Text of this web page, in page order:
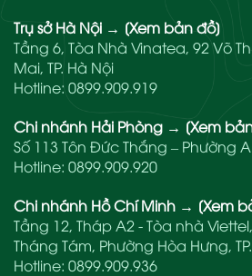
Trụ sở Hà Nội → [Xem bản đồ]
Tầng 6, Tòa Nhà Vinatea, 92 Võ
Mai, TP. Hà Nội
Hotline: 0899.909.919
Chi nhánh Hải Phòng → [Xem
Số 113 Tôn Đức Thắng – Phường
Hotline: 0899.909.920
Chi nhánh Hồ Chí Minh → [Xem
Tầng 12, Tháp A2 - Tòa nhà
Tháng Tám, Phường Hòa Hưng,
Hotline: 0899.909.936